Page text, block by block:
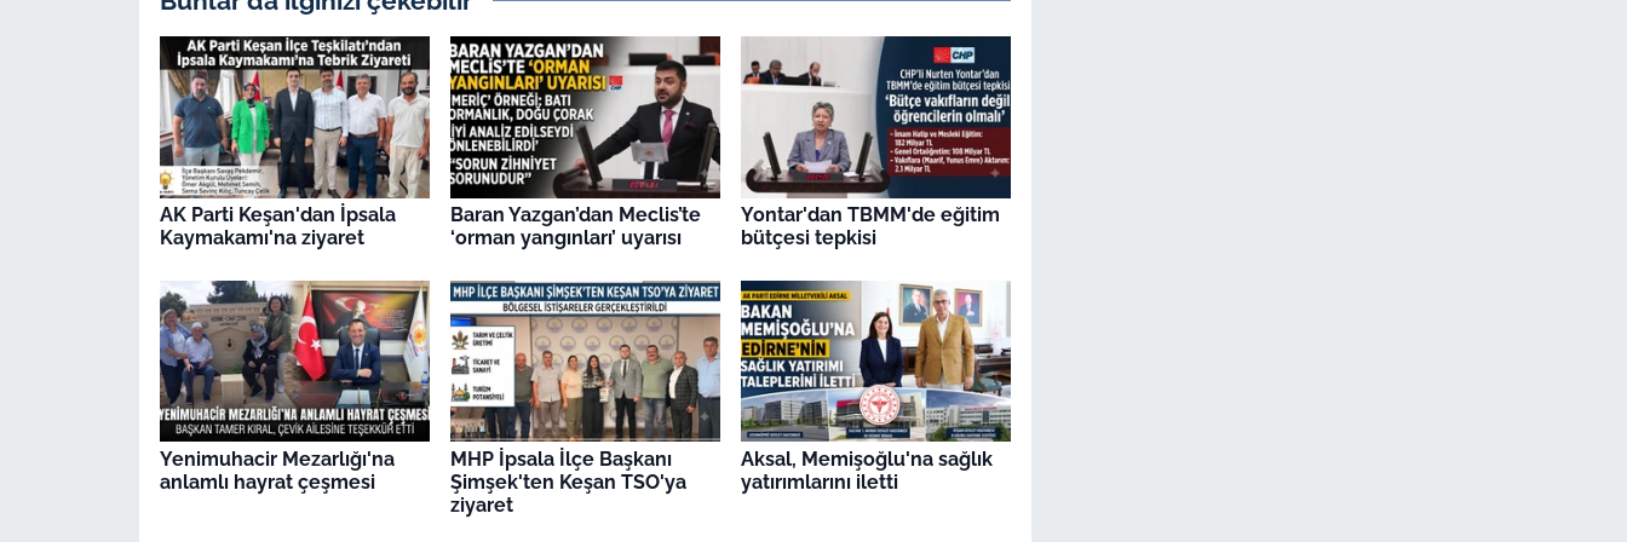
AK Parti Keşan'dan İpsala
Kaymakamı'na ziyaret
Baran Yazgan’dan Meclis’te
‘orman yangınları’ uyarısı
Yontar'dan TBMM'de eğitim
bütçesi tepkisi
Yenimuhacir Mezarlığı'na
anlamlı hayrat çeşmesi
MHP İpsala İlçe Başkanı
Şimşek'ten Keşan TSO'ya
ziyaret
Aksal, Memişoğlu'na sağlık
yatırımlarını iletti